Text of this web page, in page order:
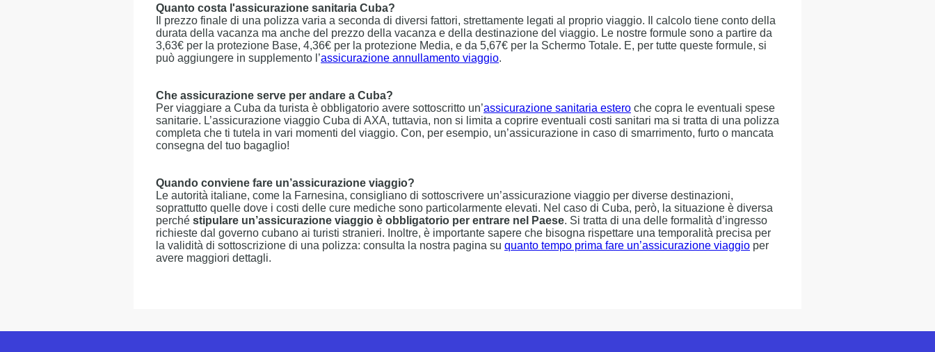
Quanto costa l'assicurazione sanitaria Cuba?
Il prezzo finale di una polizza varia a seconda di diversi fattori, strettamente legati al proprio viaggio. Il calcolo tiene conto della
durata della vacanza ma anche del prezzo della vacanza e della destinazione del viaggio. Le nostre formule sono a partire da
3,63€ per la protezione Base, 4,36€ per la protezione Media, e da 5,67€ per la Schermo Totale. E, per tutte queste formule, si
può aggiungere in supplemento l’assicurazione annullamento viaggio.
Che assicurazione serve per andare a Cuba?
Per viaggiare a Cuba da turista è obbligatorio avere sottoscritto un’assicurazione sanitaria estero che copra le eventuali spese
sanitarie. L’assicurazione viaggio Cuba di AXA, tuttavia, non si limita a coprire eventuali costi sanitari ma si tratta di una polizza
completa che ti tutela in vari momenti del viaggio. Con, per esempio, un’assicurazione in caso di smarrimento, furto o mancata
consegna del tuo bagaglio!
Quando conviene fare un’assicurazione viaggio?
Le autorità italiane, come la Farnesina, consigliano di sottoscrivere un’assicurazione viaggio per diverse destinazioni,
soprattutto quelle dove i costi delle cure mediche sono particolarmente elevati. Nel caso di Cuba, però, la situazione è diversa
perché stipulare un’assicurazione viaggio è obbligatorio per entrare nel Paese. Si tratta di una delle formalità d’ingresso
richieste dal governo cubano ai turisti stranieri. Inoltre, è importante sapere che bisogna rispettare una temporalità precisa per
la validità di sottoscrizione di una polizza: consulta la nostra pagina su quanto tempo prima fare un’assicurazione viaggio per
avere maggiori dettagli.